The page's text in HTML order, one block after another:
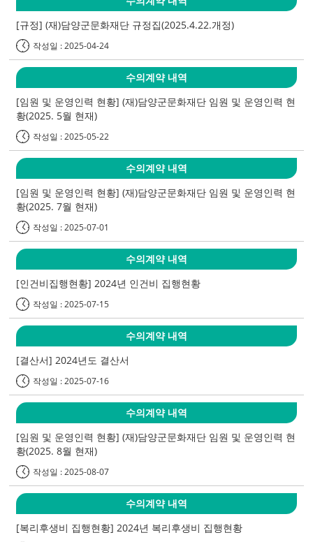
[규정] (재)담양군문화재단 규정집(2025.4.22.개정)
작성일 : 2025-04-24
수의계약 내역
[임원 및 운영인력 현황] (재)담양군문화재단 임원 및 운영인력 현
황(2025. 5월 현재)
작성일 : 2025-05-22
수의계약 내역
[임원 및 운영인력 현황] (재)담양군문화재단 임원 및 운영인력 현
황(2025. 7월 현재)
작성일 : 2025-07-01
수의계약 내역
[인건비집행현황] 2024년 인건비 집행현황
작성일 : 2025-07-15
수의계약 내역
[결산서] 2024년도 결산서
작성일 : 2025-07-16
수의계약 내역
[임원 및 운영인력 현황] (재)담양군문화재단 임원 및 운영인력 현
황(2025. 8월 현재)
작성일 : 2025-08-07
수의계약 내역
[복리후생비 집행현황] 2024년 복리후생비 집행현황